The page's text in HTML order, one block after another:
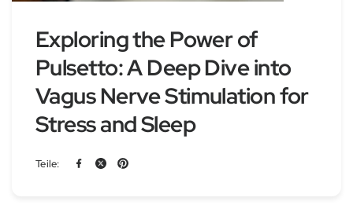
Exploring the Power of
Pulsetto: A Deep Dive into
Vagus Nerve Stimulation for
Stress and Sleep
Teile: